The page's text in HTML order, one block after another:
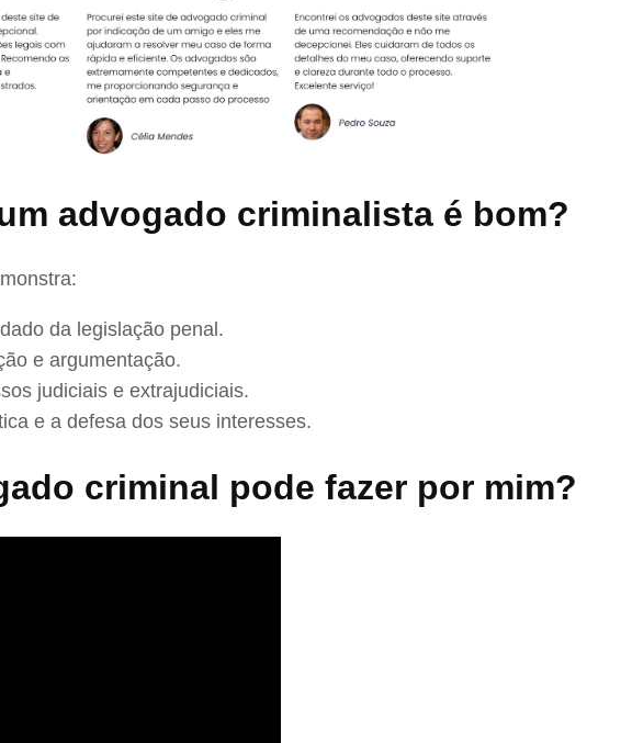
advogado criminalista é bom?
da legislação penal.
e argumentação.
judiciais e extrajudiciais.
e a defesa dos seus interesses.
criminal pode fazer por mim?